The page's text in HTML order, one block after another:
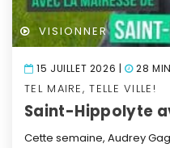
VISIONNER
15 JUILLET 2026 | 28 MIN
TEL MAIRE, TELLE VILLE!
Saint-Hippolyte
Cette semaine, Audrey